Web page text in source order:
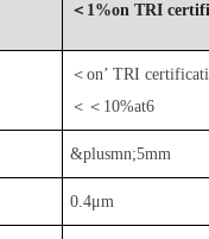
＜1%on TRI
＜on’ TRI
＜＜10%at6
&plusmn;5mm
0.4μm